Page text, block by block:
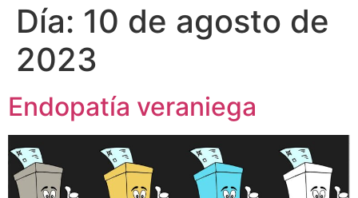
Día: 10 de agosto de
2023
Endopatía veraniega